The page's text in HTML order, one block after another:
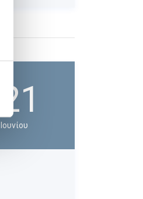
21
Ιουνίου